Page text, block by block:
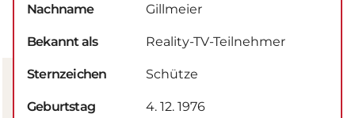
Nachname Gillmeier
Bekannt als Reality-TV-Teilnehmer
Sternzeichen Schütze
Geburtstag 4. 12. 1976